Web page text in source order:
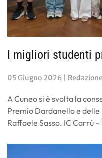
I migliori studenti
05 Giugno 2026 |
A Cuneo si è svolta la
Premio Dardanello e
Raffaele Sasso. IC Carrù